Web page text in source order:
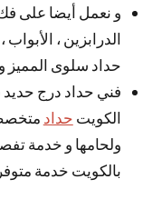
و نعمل أيضا على فك
الدرابزين ،
حداد سلوى المميز
فني حداد درج
الكويت حداد
ولحامها و خدمة
بالكويت خدمة